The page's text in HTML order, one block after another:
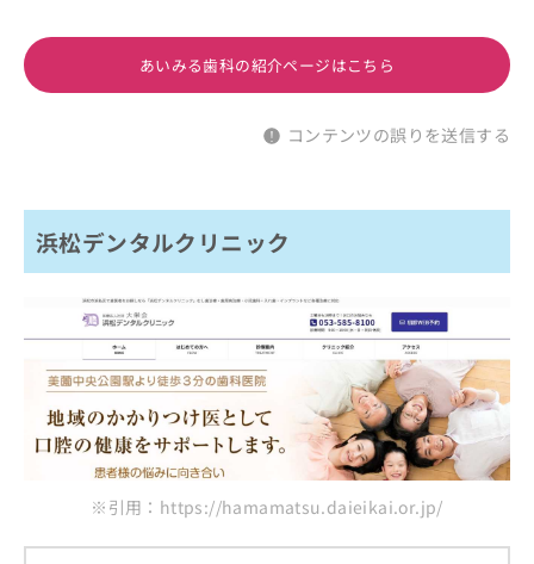
あいみる歯科の紹介ページはこちら
コンテンツの誤りを送信する
浜松デンタルクリニック
※引用：https://hamamatsu.daieikai.or.jp/